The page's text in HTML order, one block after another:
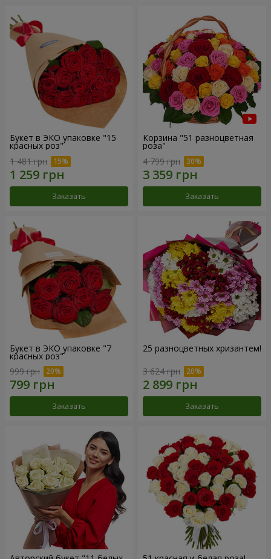
Букет в ЭКО упаковке "15
красных роз"
1 481 грн
Заказать
Корзина "51 разноцветная
роза"
4 799 грн
Заказать
Букет в ЭКО упаковке "7
красных роз"
999 грн
Заказать
25 разноцветных хризантем!
3 624 грн
Заказать